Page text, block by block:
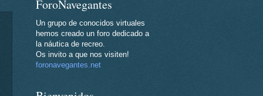
ForoNavegantes
Un grupo de conocidos virtuales
hemos creado un foro dedicado a
la náutica de recreo.
Os invito a que nos visiten!
foronavegantes.net